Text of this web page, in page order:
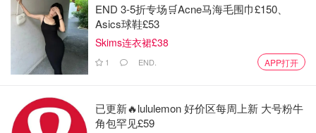
END 3-5折专场🛒Acne马海毛围巾£150、
Asics球鞋£53
Skims连衣裙£38
1 END. APP打开
已更新🔥lululemon 好价区每周上新 大号粉牛
角包罕见£59